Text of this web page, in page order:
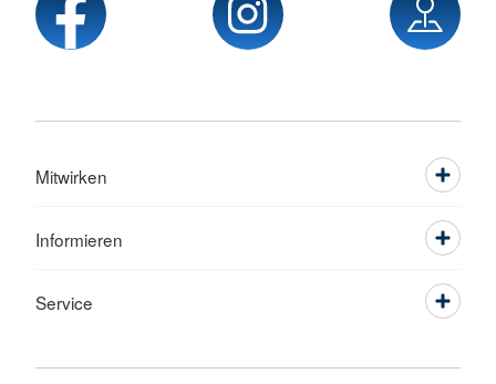
Mitwirken
Informieren
Service